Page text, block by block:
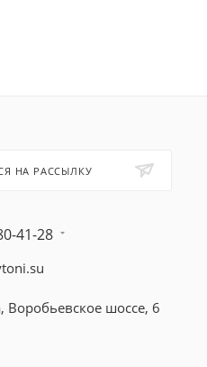
НА РАССЫЛКУ
41-28
Воробьевское шоссе, 6